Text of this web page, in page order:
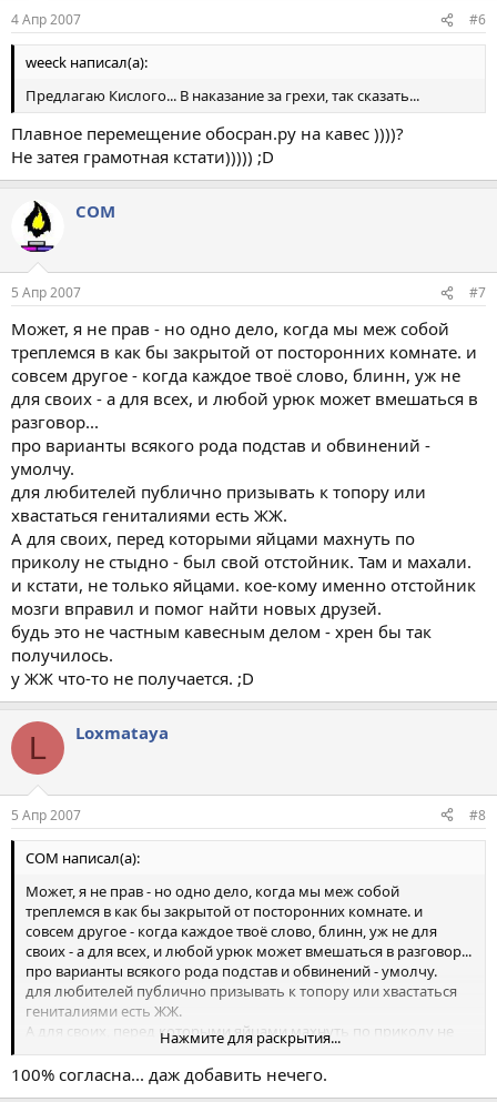
4 Апр 2007 #6
weeck написал(а):
Предлагаю Кислого... В наказание за грехи, так сказать...
Плавное перемещение обосран.ру на кавес ))))?
Не затея грамотная кстати))))) ;D
COM
5 Апр 2007 #7
Может, я не прав - но одно дело, когда мы меж собой
треплемся в как бы закрытой от посторонних комнате. и
совсем другое - когда каждое твоё слово, блинн, уж не
для своих - а для всех, и любой урюк может вмешаться в
разговор...
про варианты всякого рода подстав и обвинений -
умолчу.
для любителей публично призывать к топору или
хвастаться гениталиями есть ЖЖ.
А для своих, перед которыми яйцами махнуть по
приколу не стыдно - был свой отстойник. Там и махали.
и кстати, не только яйцами. кое-кому именно отстойник
мозги вправил и помог найти новых друзей.
будь это не частным кавесным делом - хрен бы так
получилось.
у ЖЖ что-то не получается. ;D
L Loxmataya
5 Апр 2007 #8
COM написал(а):
Может, я не прав - но одно дело, когда мы меж собой
треплемся в как бы закрытой от посторонних комнате. и
совсем другое - когда каждое твоё слово, блинн, уж не для
своих - а для всех, и любой урюк может вмешаться в разговор...
про варианты всякого рода подстав и обвинений - умолчу.
для любителей публично призывать к топору или хвастаться
гениталиями есть ЖЖ.
А для своих, перед которыми яйцами махнуть по приколу не
стыдно - был свой отстойник. Там и махали. и кстати, не только
яйцами. кое-кому именно отстойник мозги вправил и помог
найти новых друзей.
Нажмите для раскрытия...
100% согласна... даж добавить нечего.